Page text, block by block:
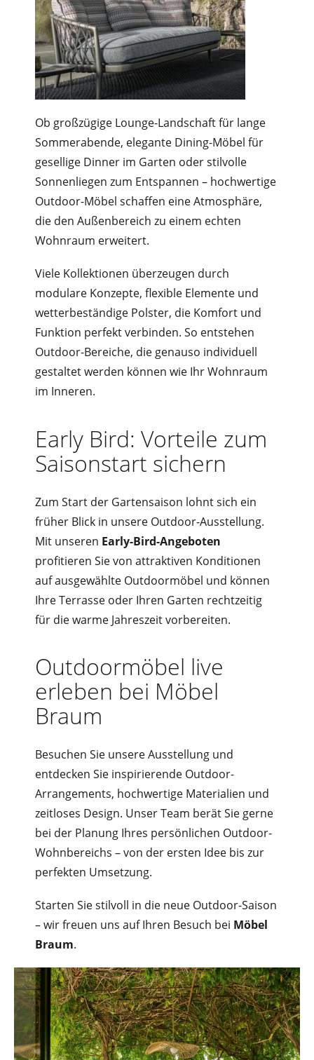
Ob großzügige Lounge-Landschaft für lange
Sommerabende, elegante Dining-Möbel für
gesellige Dinner im Garten oder stilvolle
Sonnenliegen zum Entspannen – hochwertige
Outdoor-Möbel schaffen eine Atmosphäre,
die den Außenbereich zu einem echten
Wohnraum erweitert.
Viele Kollektionen überzeugen durch
modulare Konzepte, flexible Elemente und
wetterbeständige Polster, die Komfort und
Funktion perfekt verbinden. So entstehen
Outdoor-Bereiche, die genauso individuell
gestaltet werden können wie Ihr Wohnraum
im Inneren.
Early Bird: Vorteile zum
Saisonstart sichern
Zum Start der Gartensaison lohnt sich ein
früher Blick in unsere Outdoor-Ausstellung.
Mit unseren Early-Bird-Angeboten
profitieren Sie von attraktiven Konditionen
auf ausgewählte Outdoormöbel und können
Ihre Terrasse oder Ihren Garten rechtzeitig
für die warme Jahreszeit vorbereiten.
Outdoormöbel live
erleben bei Möbel
Braum
Besuchen Sie unsere Ausstellung und
entdecken Sie inspirierende Outdoor-
Arrangements, hochwertige Materialien und
zeitloses Design. Unser Team berät Sie gerne
bei der Planung Ihres persönlichen Outdoor-
Wohnbereichs – von der ersten Idee bis zur
perfekten Umsetzung.
Starten Sie stilvoll in die neue Outdoor-Saison
– wir freuen uns auf Ihren Besuch bei Möbel
Braum.